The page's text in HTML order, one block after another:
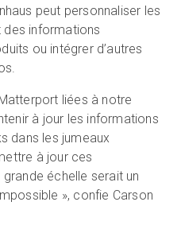
peut personnaliser les
informations
ou intégrer d’autres
liées à notre
à jour les informations
dans les jumeaux
à jour ces
échelle serait un
», confie Carson